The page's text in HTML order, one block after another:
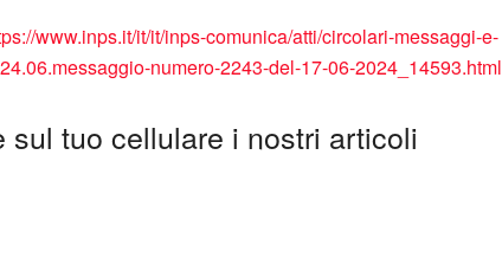
www.inps.it/it/it/inps-comunica/atti/circolari-messaggi-e-
numero-2243-del-17-06-2024_14593.html
sul tuo cellulare i nostri articoli